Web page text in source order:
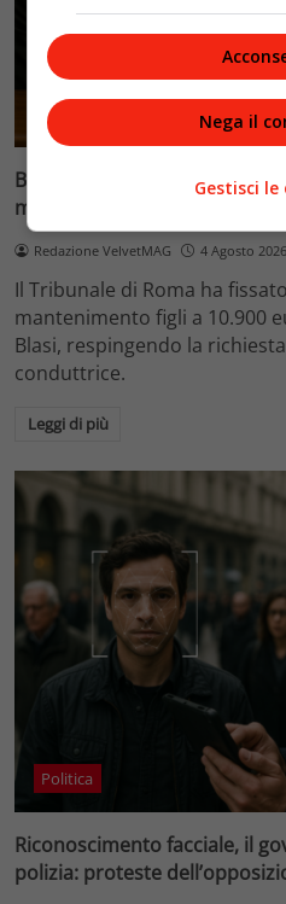
Glamour & Gossip
Blasi vs Totti: il giudice riduce
mantenimento a 10.900 euro
Redazione VelvetMAG 4 Agosto 2026
Il Tribunale di Roma ha
mantenimento figli a 10.900
Blasi, respingendo la
conduttrice.
Leggi di più
Politica
Riconoscimento facciale, il
polizia: proteste
Nega il
Gestisci